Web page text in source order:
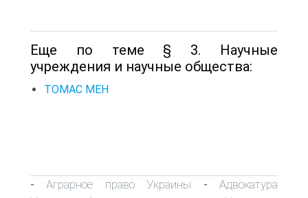
Еще по теме § 3. Научные
учреждения и научные общества:
ТОМАС МЕН
-Аграрное право Украины -Адвокатура